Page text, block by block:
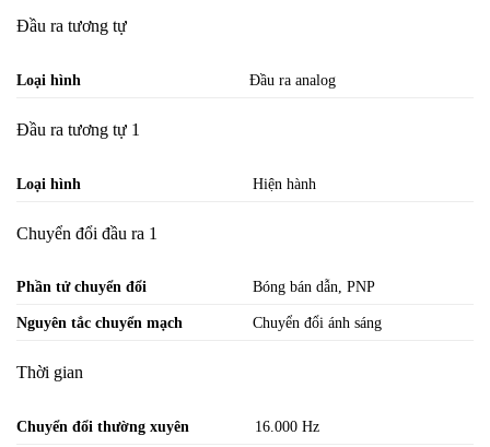
Đầu ra tương tự
Loại hình Đầu ra analog
Đầu ra tương tự 1
Loại hình Hiện hành
Chuyển đổi đầu ra 1
Phần tử chuyển đổi Bóng bán dẫn, PNP
Nguyên tắc chuyển mạch Chuyển đổi ánh sáng
Thời gian
Chuyển đổi thường xuyên 16.000 Hz